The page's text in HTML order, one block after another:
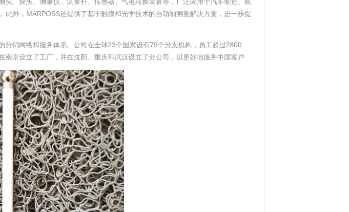
此外，MARPOSS还提供了基于触摸和光学技术的自动轴测量解决方案，进一步提
分销网络和服务体系。公司在全球23个国家设有79个分支机构，员工超过2800
南京设立了工厂，并在沈阳、重庆和武汉设立了分公司，以更好地服务中国客户‌